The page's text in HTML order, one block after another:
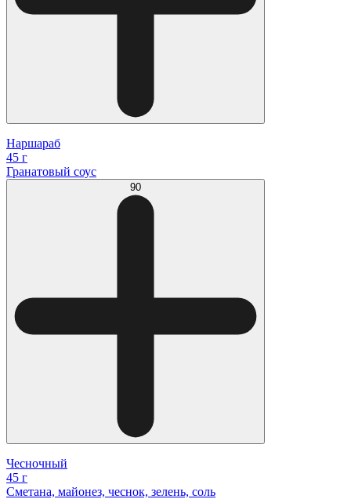
Наршараб
45 г
Гранатовый соус
90
Чесночный
45 г
Сметана, майонез, чеснок, зелень, соль